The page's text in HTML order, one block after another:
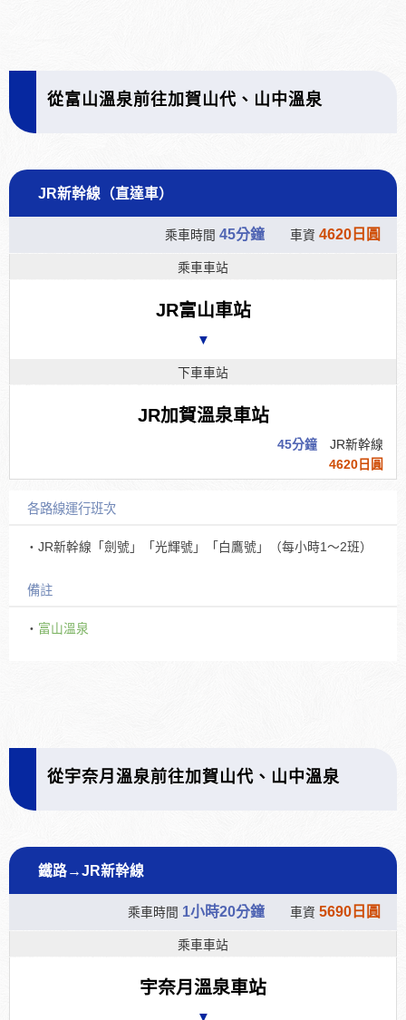
從富山溫泉前往加賀山代、山中溫泉
JR新幹線（直達車）
乘車時間 45分鐘 車資 4620日圓
乘車車站
JR富山車站
▼
下車車站
JR加賀溫泉車站
45分鐘
JR新幹線
4620日圓
各路線運行班次
・JR新幹線「劍號」「光輝號」「白鷹號」（每小時1～2班）
備註
・ 富山溫泉
從宇奈月溫泉前往加賀山代、山中溫泉
鐵路→JR新幹線
乘車時間 1小時20分鐘 車資 5690日圓
乘車車站
宇奈月溫泉車站
▼